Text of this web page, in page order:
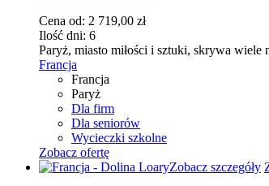
wybrać
Cena od: 2 719,00 zł
Ilość dni: 6
Paryż, miasto miłości i sztuki, skrywa
Francja
Francja
Paryż
Dla firm
Dla seniorów
Wycieczki szkolne
Zobacz ofertę
Zobacz szczegóły